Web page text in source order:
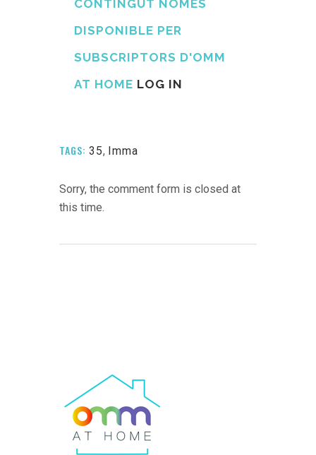
CONTINGUT NOMÉS
DISPONIBLE PER
SUBSCRIPTORS D'OMM
AT HOME LOG IN
TAGS: 35, Imma
Sorry, the comment form is closed at
this time.